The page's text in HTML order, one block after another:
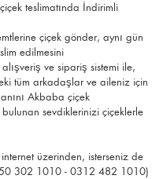
teslimatında İndirimli
çiçek gönder, aynı gün
edilmesini
ve sipariş sistemi ile,
tüm arkadaşlar ve aileniz için
Akbaba çiçek
sevdiklerinizi çiçeklerle
üzerinden, isterseniz de
302 1010 - 0312 482 1010)